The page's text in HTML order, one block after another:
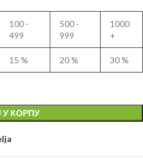
100 -
499
500 -
999
1000
+
15 % 20 % 30 %
У КОРПУ